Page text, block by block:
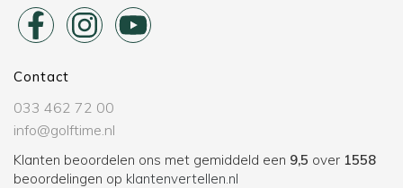
Contact
033 462 72 00
info@golftime.nl
Klanten beoordelen ons met gemiddeld een 9,5 over 1558
beoordelingen op klantenvertellen.nl